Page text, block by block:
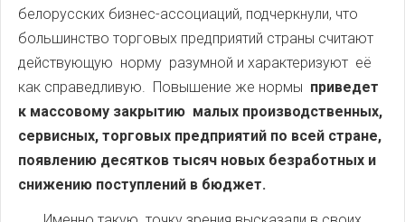
белорусских бизнес-ассоциаций, подчеркнули, что
большинство торговых предприятий страны считают
действующую норму разумной и характеризуют её
как справедливую. Повышение же нормы приведет
к массовому закрытию малых производственных,
сервисных, торговых предприятий по всей стране,
появлению десятков тысяч новых безработных и
снижению поступлений в бюджет.